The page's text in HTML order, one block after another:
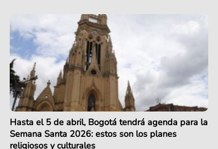
Hasta el 5 de abril, Bogotá tendrá agenda para la
Semana Santa 2026: estos son los planes
religiosos y culturales